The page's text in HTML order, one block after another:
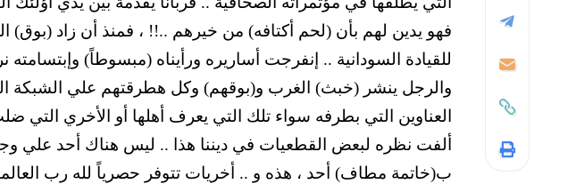
فهو يدين لهم بأن (لحم أكتافه) من خيرهم ..!! ، فمنذ أن زاد (بوق)
للقيادة السودانية .. إنفرجت أساريره ورأيناه (مبسوطاً) وإبتسامته
والرجل ينشر (خبث) الغرب و(بوقهم) وكل هطرقتهم علي الشبكة
العناوين التي بطرفه سواء تلك التي يعرف أهلها أو الأخري التي
ألفت نظره لبعض القطعيات في ديننا هذا .. ليس هناك أحد علي
ب(خاتمة مطاف) أحد ، هذه و .. أخريات تتوفر حصرياً لله رب